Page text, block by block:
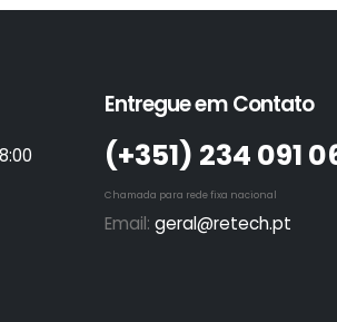
Entregue em Contato
(+351)­ 234 091
Chamada para rede fixa nacional
Email: geral@retech.pt